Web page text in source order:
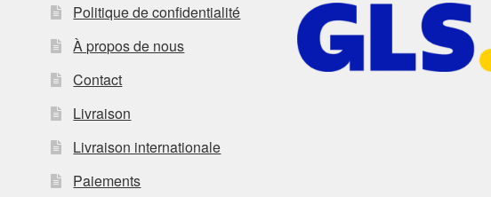
Politique de confidentialité
À propos de nous
Contact
Livraison
Livraison internationale
Paiements